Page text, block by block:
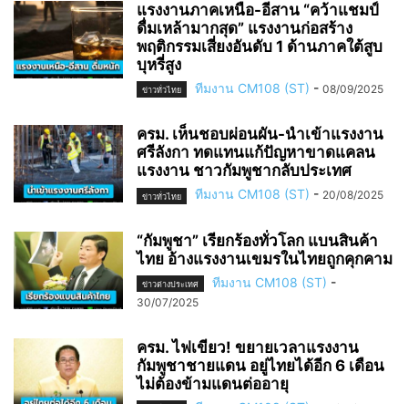
แรงงานภาคเหนือ-อีสาน “คว้าแชมป์
ดื่มเหล้ามากสุด” แรงงานก่อสร้าง
พฤติกรรมเสี่ยงอันดับ 1 ด้านภาคใต้สูบ
บุหรี่สูง
ข่าวทั่วไทย ทีมงาน CM108 (ST) - 08/09/2025
ครม. เห็นชอบผ่อนผัน-นำเข้าแรงงาน
ศรีลังกา ทดแทนแก้ปัญหาขาดแคลน
แรงงาน ชาวกัมพูชากลับประเทศ
ข่าวทั่วไทย ทีมงาน CM108 (ST) - 20/08/2025
“กัมพูชา” เรียกร้องทั่วโลก แบนสินค้า
ไทย อ้างแรงงานเขมรในไทยถูกคุกคาม
ข่าวต่างประเทศ ทีมงาน CM108 (ST) -
30/07/2025
ครม. ไฟเขียว! ขยายเวลาแรงงาน
กัมพูชาชายแดน อยู่ไทยได้อีก 6 เดือน
ไม่ต้องข้ามแดนต่ออายุ